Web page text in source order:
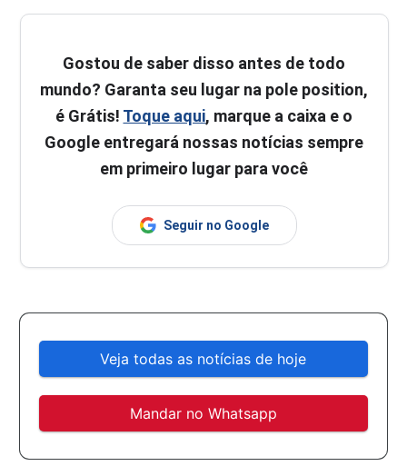
Gostou de saber disso antes de todo
mundo? Garanta seu lugar na pole position,
é Grátis! Toque aqui, marque a caixa e o
Google entregará nossas notícias sempre
em primeiro lugar para você
Seguir no Google
Veja todas as notícias de hoje
Mandar no Whatsapp